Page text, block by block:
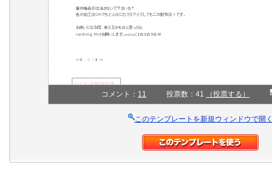
コメント： 11 投票数：41 （投票する）
このテンプレートを新規ウィンドウで開